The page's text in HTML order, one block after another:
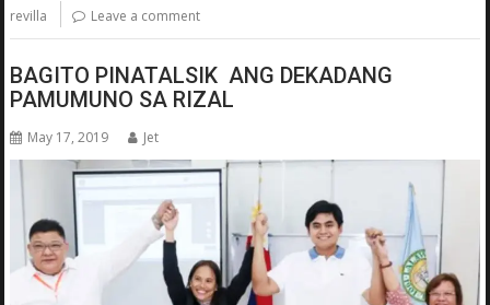
revilla
Leave a comment
BAGITO PINATALSIK ANG DEKADANG
PAMUMUNO SA RIZAL
May 17, 2019 Jet